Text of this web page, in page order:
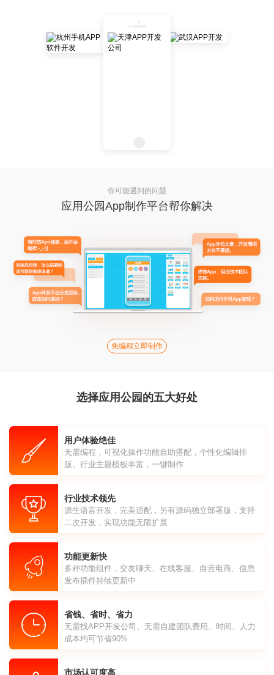
你可能遇到的问题
应用公园App制作平台帮你解决
免编程立即制作
选择应用公园的五大好处
用户体验绝佳
无需编程，可视化操作功能自助搭配，个性化编辑排
版。行业主题模板丰富，一键制作
行业技术领先
源生语言开发，完美适配，另有源码独立部署版，支持
二次开发，实现功能无限扩展
功能更新快
多种功能组件，交友聊天、在线客服、自营电商、信息
发布插件持续更新中
省钱、省时、省力
无需找APP开发公司、无需自建团队费用、时间、人力
成本均可节省90%
市场认可度高